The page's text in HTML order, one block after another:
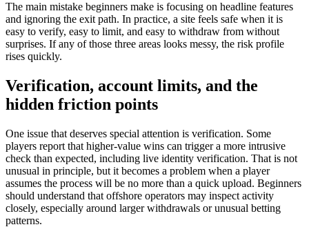
The main mistake beginners make is focusing on headline features
and ignoring the exit path. In practice, a site feels safe when it is
easy to verify, easy to limit, and easy to withdraw from without
surprises. If any of those three areas looks messy, the risk profile
rises quickly.
Verification, account limits, and the
hidden friction points
One issue that deserves special attention is verification. Some
players report that higher-value wins can trigger a more intrusive
check than expected, including live identity verification. That is not
unusual in principle, but it becomes a problem when a player
assumes the process will be no more than a quick upload. Beginners
should understand that offshore operators may inspect activity
closely, especially around larger withdrawals or unusual betting
patterns.